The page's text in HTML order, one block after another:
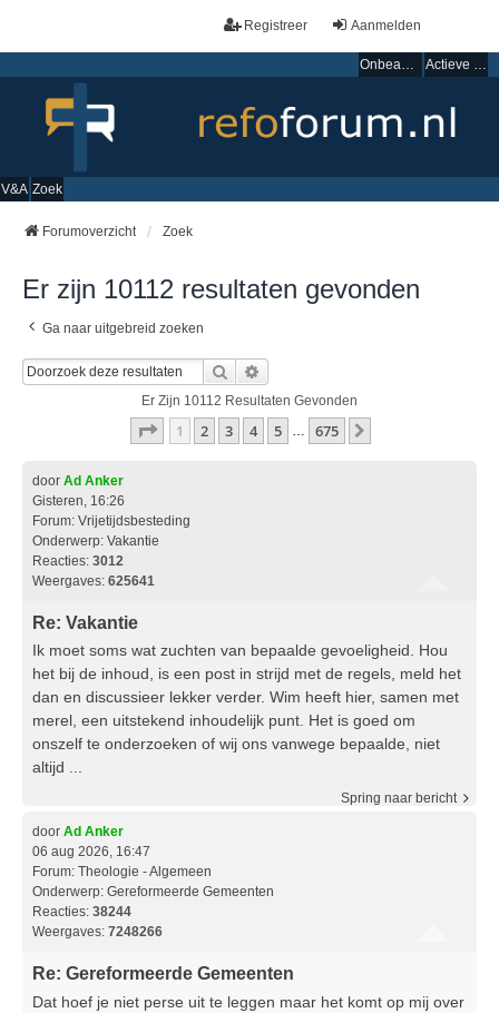
Aanmelden
Registreer
Onbeantwoorde onderwerpen Actieve onderwerpen
V&A Zoek
Forumoverzicht Zoek
Er zijn 10112 resultaten gevonden
Ga naar uitgebreid zoeken
Zoek
Er Zijn 10112 Resultaten Gevonden
Pagina Van675
1 2 3 4 5 675
door Ad Anker
Gisteren, 16:26
Forum: Vrijetijdsbesteding
Onderwerp: Vakantie
Reacties: 3012
Weergaves: 625641
Re: Vakantie
Ik moet soms wat zuchten van bepaalde gevoeligheid. Hou
het bij de inhoud, is een post in strijd met de regels, meld het
dan en discussieer lekker verder. Wim heeft hier, samen met
merel, een uitstekend inhoudelijk punt. Het is goed om
onszelf te onderzoeken of wij ons vanwege bepaalde, niet
altijd ...
Spring naar bericht
door Ad Anker
06 aug 2026, 16:47
Forum: Theologie - Algemeen
Onderwerp: Gereformeerde Gemeenten
Reacties: 38244
Weergaves: 7248266
Re: Gereformeerde Gemeenten
Dat hoef je niet perse uit te leggen maar het komt op mij over